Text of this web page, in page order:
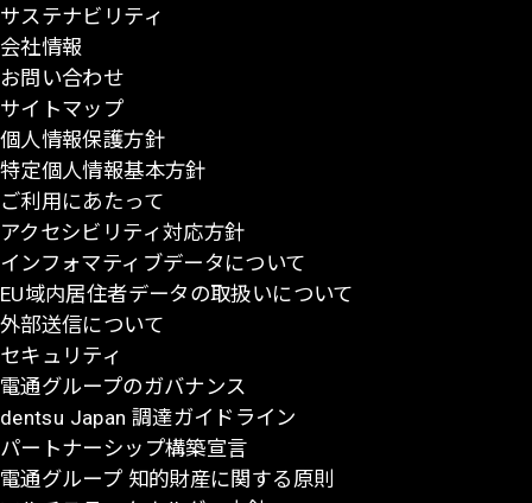
サステナビリティ
会社情報
お問い合わせ
サイトマップ
個人情報保護方針
特定個人情報基本方針
ご利用にあたって
アクセシビリティ対応方針
インフォマティブデータについて
EU域内居住者データの取扱いについて
外部送信について
セキュリティ
電通グループのガバナンス
dentsu Japan 調達ガイドライン
パートナーシップ構築宣言
電通グループ 知的財産に関する原則